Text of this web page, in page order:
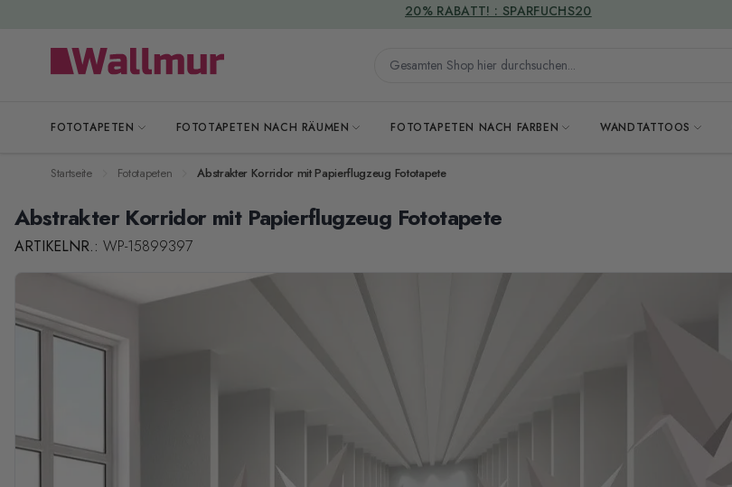
Gesamten Shop hier durchsuchen...
FOTOTAPETEN FOTOTAPETEN NACH RÄUMEN FOTOTAPETEN NACH FARBEN WANDTATTOOS
VERSANDKOSTENFREI
Startseite Fototapeten Abstrakter Korridor mit Papierflugzeug Fototapete
Abstrakter Korridor mit Papierflugzeug Fototapete
ARTIKELNR.: WP-15899397